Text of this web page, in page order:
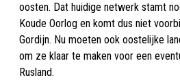
oosten. Dat huidige netwerk stamt
Koude Oorlog en komt dus niet
Gordijn. Nu moeten ook oostelijke
om ze klaar te maken voor een
Rusland.